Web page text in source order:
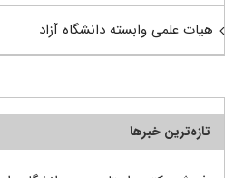
هیات علمی وابسته دانشگاه آزاد
تازه‌ترین خبرها